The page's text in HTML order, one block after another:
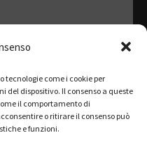
tecnologie come i cookie per
del dispositivo. Il consenso a queste
il comportamento di
o ritirare il consenso può
e funzioni.